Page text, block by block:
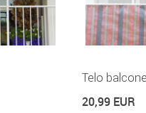
Telo
20,99 EUR